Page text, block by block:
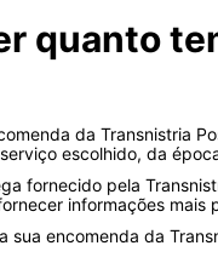
quanto
da Transnistria
escolhido, da
fornecido pela
informações
encomenda da